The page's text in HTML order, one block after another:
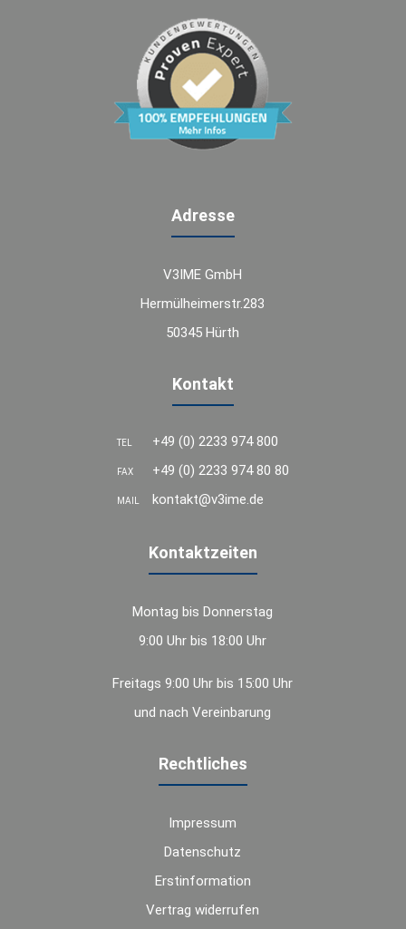
Adresse
V3IME GmbH
Hermülheimerstr.283
50345 Hürth
Kontakt
TEL +49 (0) 2233 974 800
FAX +49 (0) 2233 974 80 80
MAIL kontakt@v3ime.de
Kontaktzeiten
Montag bis Donnerstag
9:00 Uhr bis 18:00 Uhr
Freitags 9:00 Uhr bis 15:00 Uhr
und nach Vereinbarung
Rechtliches
Impressum
Datenschutz
Erstinformation
Vertrag widerrufen